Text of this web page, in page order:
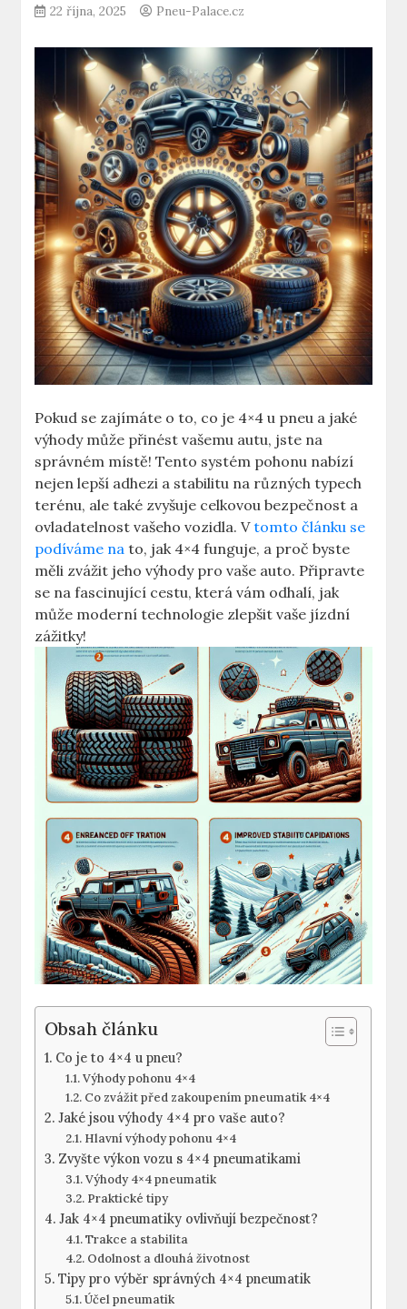
22 října, 2025 Pneu-Palace.cz
Pokud se zajímáte o to, co je 4×4 u pneu a jaké
výhody může přinést vašemu autu, jste na
správném místě! Tento systém pohonu nabízí
nejen lepší adhezi a stabilitu na různých typech
terénu, ale také zvyšuje celkovou bezpečnost a
ovladatelnost vašeho vozidla. Vtomto článku se
podíváme na to, jak 4×4 funguje, a proč byste
měli zvážit jeho výhody pro vaše auto. Připravte
se na fascinující cestu, která vám odhalí, jak
může moderní technologie zlepšit vaše jízdní
zážitky!
Obsah článku
Co je to 4×4 u pneu?
Výhody pohonu 4×4
Co zvážit před zakoupením pneumatik 4×4
Jaké jsou výhody 4×4 pro vaše auto?
Hlavní výhody pohonu 4×4
Zvyšte výkon vozu s 4×4 pneumatikami
Výhody 4×4 pneumatik
Praktické tipy
Jak 4×4 pneumatiky ovlivňují bezpečnost?
Trakce a stabilita
Odolnost a dlouhá životnost
Tipy pro výběr správných 4×4 pneumatik
Účel pneumatik